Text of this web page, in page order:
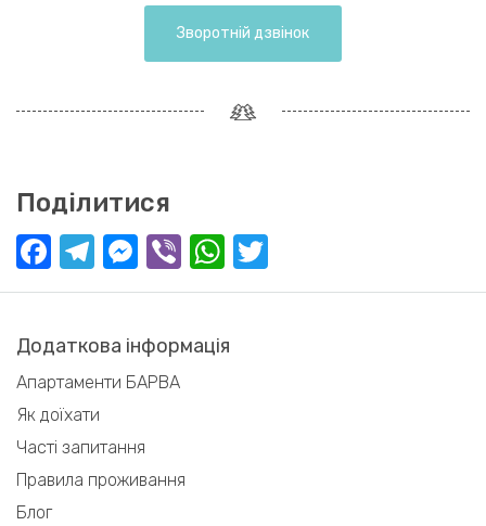
Зворотній дзвінок
Поділитися
Facebook
Telegram
Messenger
ViberWhatsApp
Додаткова інформація
Апартаменти БАРВА
Як доїхати
Часті запитання
Правила проживання
Блог